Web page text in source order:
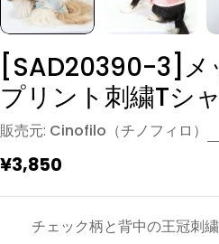
[SAD20390-3]メ
プリント刺繍Tシ
販売元: Cinofilo（チノフィロ）
通
¥3,850
チェック柄と背中の王冠刺